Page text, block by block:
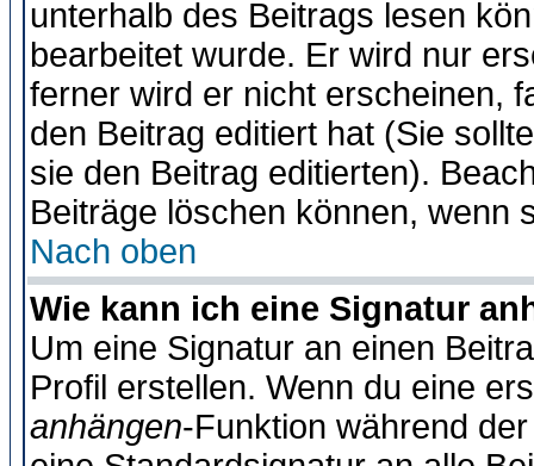
unterhalb des Beitrags lesen
bearbeitet wurde. Er wird nur
ferner wird er nicht erscheinen,
den Beitrag editiert hat (Sie
sie den Beitrag editierten).
Beiträge löschen können, wenn
Nach oben
Wie kann ich eine Signatur
Um eine Signatur an einen
Profil erstellen. Wenn du eine
anhängen-Funktion während